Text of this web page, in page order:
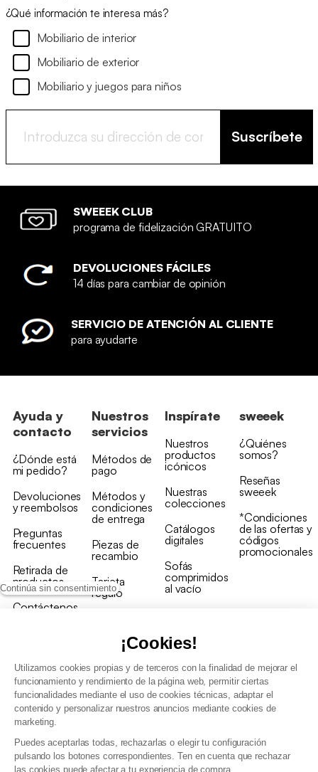
Continúa sin consentimiento
¡Cookies!
Utilizamos cookies propias y de terceros con la finalidad de mejorar el
funcionamiento y rendimiento de la página web, permitir ciertas
funcionalidades mediante el uso de cookies técnicas, adaptar el
contenido y personalizar nuestros anuncios mediante cookies de
marketing.
Puedes aceptarlas todas, rechazarlas o elegir tu configuración
pulsando los botones correspondientes. Ten en cuenta que rechazar
las cookies puede afectar a tu experiencia de compra.
¿Qué información te interesa más?
Mobiliario de interior
Mobiliario de exterior
Mobiliario y juegos para niños
Suscríbete
SWEEEK CLUB
programa de fidelización GRATUITO
DEVOLUCIONES FÁCILES
14 días para cambiar de opinión
SERVICIO DE ATENCIÓN AL CLIENTE
para ayudarte
Ayuda y
contacto
¿Dónde está
mi pedido?
Devoluciones
y reembolsos
Preguntas
frecuentes
Retirada de
productos
Contáctenos
Nuestros
servicios
Métodos de
pago
Métodos y
condiciones
de entrega
Piezas de
recambio
Tarjeta
regalo
Inspírate
Nuestros
productos
icónicos
Nuestras
colecciones
Catálogos
digitales
Sofás
comprimidos
al vacío
sweeek
¿Quiénes
somos?
Reseñas
sweeek
*Condiciones
de las ofertas y
códigos
promocionales
Política de gestión de datos personales y cookies
Condiciones generales de Venta Profesional